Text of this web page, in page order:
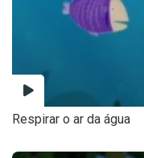
Respirar o ar da água